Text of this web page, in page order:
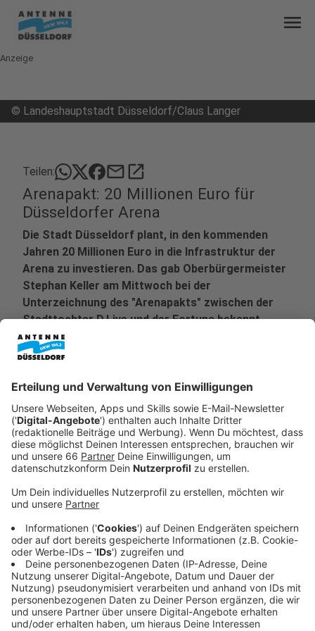
menu
Anzeige
© Landeshauptstadt Düsseldorf/Claus Langer
Teilen: mailopen_in_new
Arenapakt: 20 Millionen Euro für
Düsseldorfer Arena
Die Stadt Düsseldorf plant, in den kommenden
Jahren 20 Millionen Euro in die Infrastruktur der
Arena zu investieren. Das gab Oberbürgermeister
Stephan Keller am Mittwoch bei der
Unterzeichnung des "Arenapakts" zwischen der
StadttochterD.Liveund derFortunabekannt.
Veröffentlicht:
Anzeige
Neue Fußgängerbrücke und Heimat für
Fortuna-Fans
Aktuell wird eine Fußgängerbrücke zwischen dem
neuen Biergarten und der Arena gebaut. Fortunas
Vorstandsvorsitzender Alexander Jobst hofft, dass
die Arena durch die Investitionen noch mehr zur
Heimat für die Fortuna-Fans wird.
Anzeige